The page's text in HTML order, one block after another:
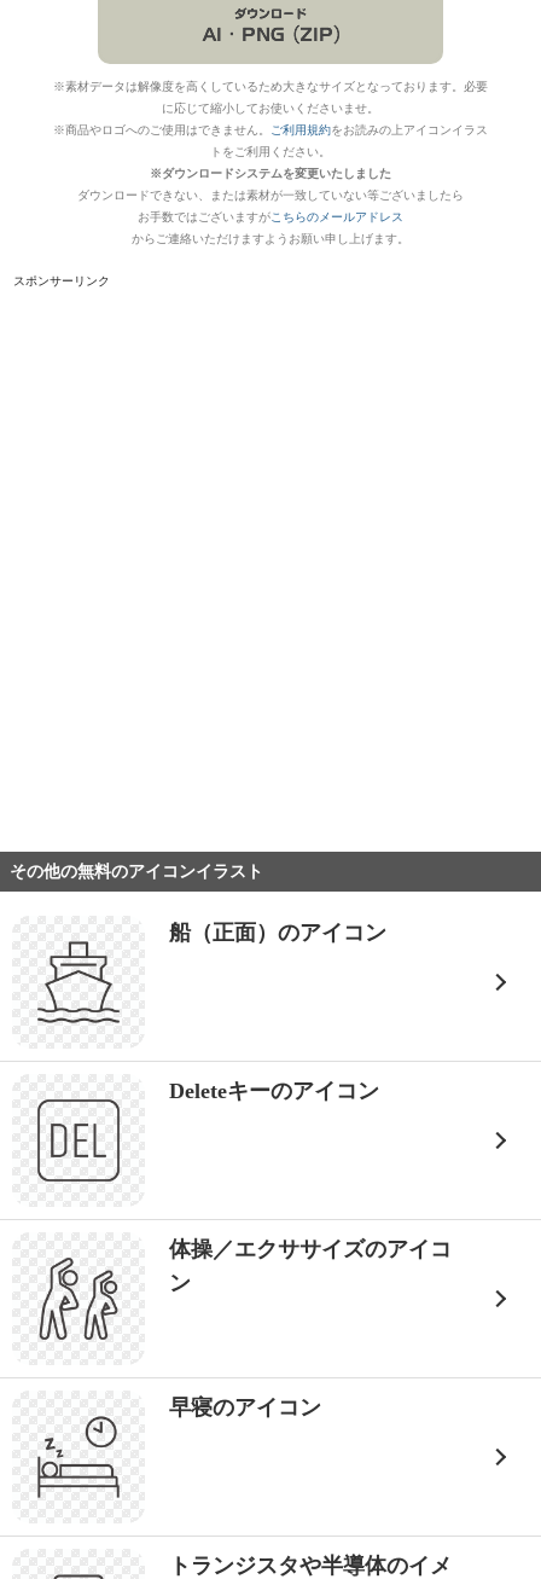
※素材データは解像度を高くしているため大きなサイズとなっております。必要
に応じて縮小してお使いくださいませ。
※商品やロゴへのご使用はできません。
ご利用規約をお読みの上アイコンイラス
トをご利用ください。
※ダウンロードシステムを変更いたしました
ダウンロードできない、または素材が一致していない等ございましたら
お手数ではございますがこちらのメールアドレス
からご連絡いただけますようお願い申し上げます。
スポンサーリンク
その他の無料のアイコンイラスト
船（正面）のアイコン
Deleteキーのアイコン
体操／エクササイズのアイコ
ン
早寝のアイコン
トランジスタや半導体のイメ